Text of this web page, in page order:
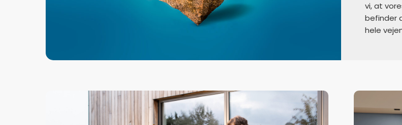
vi, at
befinder
hele